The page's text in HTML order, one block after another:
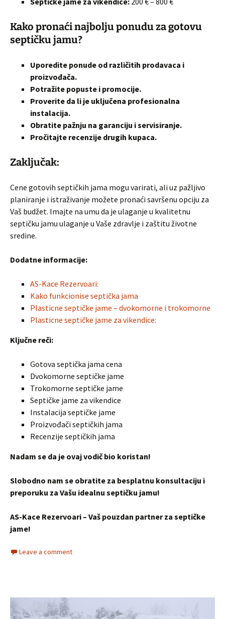
Kako pronaći najbolju ponudu za gotovu
septičku jamu?
Uporedite ponude od različitih prodavaca i
proizvođača.
Potražite popuste i promocije.
Proverite da li je uključena profesionalna
instalacija.
Obratite pažnju na garanciju i servisiranje.
Pročitajte recenzije drugih kupaca.
Zaključak:
Cene gotovih septičkih jama mogu varirati, ali uz pažljivo
planiranje i istraživanje možete pronaći savršenu opciju za
Vaš budžet. Imajte na umu da je ulaganje u kvalitetnu
septičku jamu ulaganje u Vaše zdravlje i zaštitu životne
sredine.
Dodatne informacije:
AS-Kace Rezervoari:
Kako funkcionise septička jama
Plasticne septičke jame – dvokomorne i trokomorne
Plasticne septičke jame za vikendice:
Ključne reči:
Gotova septička jama cena
Dvokomorne septičke jame
Trokomorne septičke jame
Septičke jame za vikendice
Instalacija septičke jame
Proizvođači septičkih jama
Recenzije septičkih jama
Nadam se da je ovaj vodič bio koristan!
Slobodno nam se obratite za besplatnu konsultaciju i
preporuku za Vašu idealnu septičku jamu!
AS-Kace Rezervoari – Vaš pouzdan partner za septičke
jame!
Leave a comment